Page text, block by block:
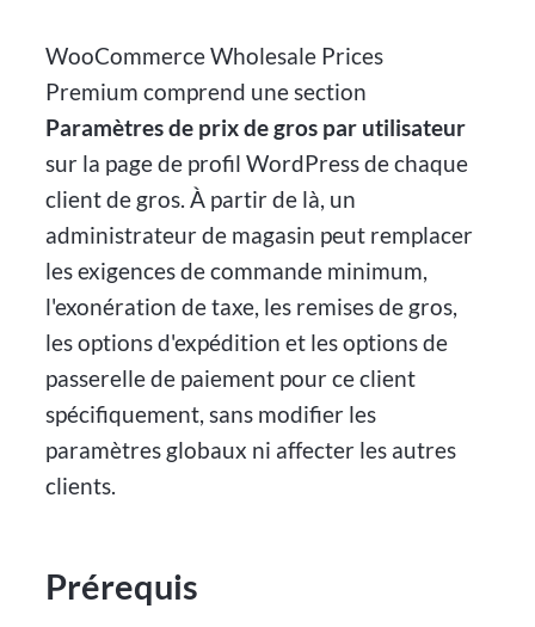
WooCommerce Wholesale Prices
Premium comprend une section
Paramètres de prix de gros par utilisateur
sur la page de profil WordPress de chaque
client de gros. À partir de là, un
administrateur de magasin peut remplacer
les exigences de commande minimum,
l'exonération de taxe, les remises de gros,
les options d'expédition et les options de
passerelle de paiement pour ce client
spécifiquement, sans modifier les
paramètres globaux ni affecter les autres
clients.
Prérequis